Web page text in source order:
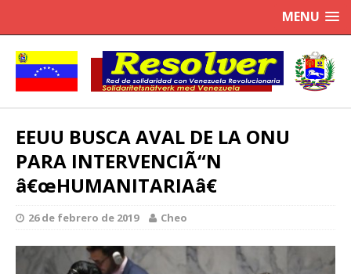
MENU
EEUU BUSCA AVAL DE LA ONU
PARA INTERVENCIÃ“N
â€œHUMANITARIAâ€
26 de febrero de 2019 Cheo